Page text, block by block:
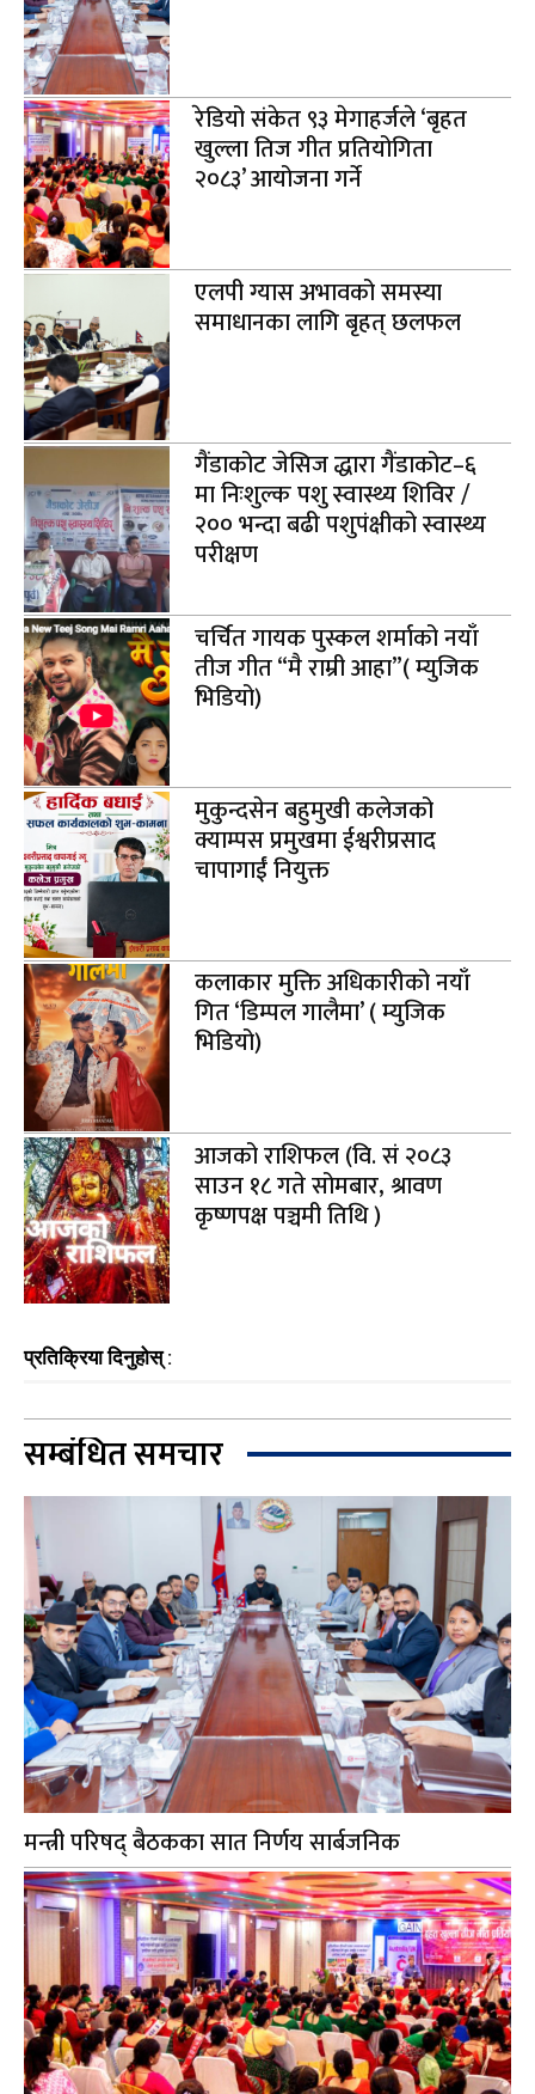
रेडियो संकेत ९३ मेगाहर्जले ‘बृहत
खुल्ला तिज गीत प्रतियोगिता
२०८३’ आयोजना गर्ने
एलपी ग्यास अभावको समस्या
समाधानका लागि बृहत् छलफल
गैंडाकोट जेसिज द्धारा गैंडाकोट–६
मा निःशुल्क पशु स्वास्थ्य शिविर /
२०० भन्दा बढी पशुपंक्षीको स्वास्थ्य
परीक्षण
चर्चित गायक पुस्कल शर्माको नयाँ
तीज गीत “मै राम्री आहा”( म्युजिक
भिडियो)
मुकुन्दसेन बहुमुखी कलेजको
क्याम्पस प्रमुखमा ईश्वरीप्रसाद
चापागाईं नियुक्त
कलाकार मुक्ति अधिकारीको नयाँ
गित ‘डिम्पल गालैमा’ ( म्युजिक
भिडियो)
आजको राशिफल (वि. सं २०८३
साउन १८ गते सोमबार, श्रावण
कृष्णपक्ष पञ्चमी तिथि )
प्रतिक्रिया दिनुहोस् :
सम्बंधित समचार
मन्त्री परिषद् बैठकका सात निर्णय सार्बजनिक